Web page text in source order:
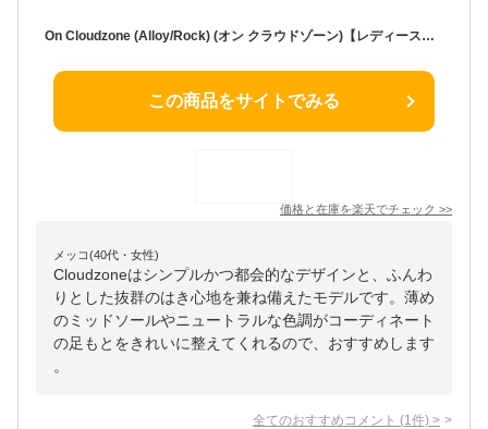
On Cloudzone (Alloy/Rock) (オン クラウドゾーン)【レディース】【スニーカー シューズ 通気性 クッション グレー】【25FW】
この商品をサイトでみる
価格と在庫を楽天でチェック >>
メッコ(40代・女性)
Cloudzoneはシンプルかつ都会的なデザインと、ふんわ
りとした抜群のはき心地を兼ね備えたモデルです。薄め
のミッドソールやニュートラルな色調がコーディネート
の足もとをきれいに整えてくれるので、おすすめします
。
全てのおすすめコメント (1 件) >